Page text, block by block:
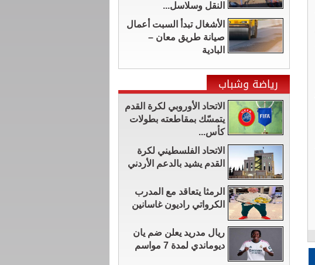
النقل وسلاسل...
الأشغال تبدأ السبت أعمال
صيانة طريق معان –
البادية
رياضة وشباب
الاتحاد الأوروبي لكرة القدم
يتمسّك بمقاطعته بطولات
كأس...
الاتحاد الفلسطيني لكرة
القدم يشيد بالدعم الأردني
الرمثا يتعاقد مع المدرب
الكرواتي راديون غاسانين
ريال مدريد يعلن ضم يان
ديوماندي لمدة 7 مواسم